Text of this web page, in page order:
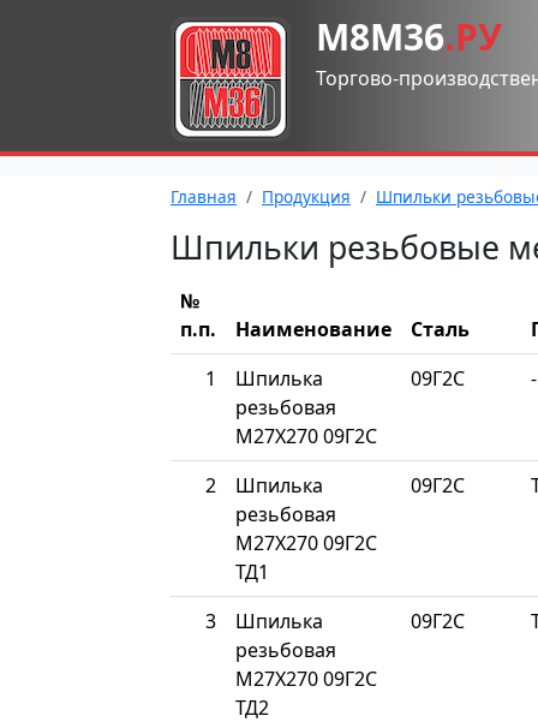
М8М36.РУ
Торгово-
Главная Продукция Шпильки
Шпильки резьбовые
№
п.п.
Наименование Сталь
1
Шпилька
резьбовая
М27Х270 09Г2С
09Г2С -
2
Шпилька
резьбовая
М27Х270 09Г2С
ТД1
09Г2С
3
Шпилька
резьбовая
М27Х270 09Г2С
ТД2
09Г2С